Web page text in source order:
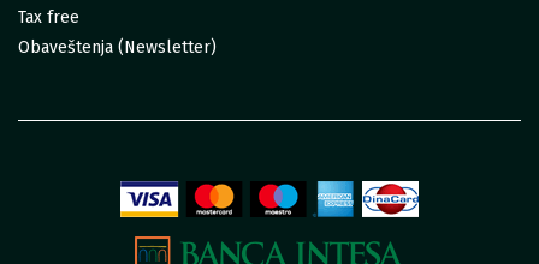
Tax free
Obaveštenja (Newsletter)